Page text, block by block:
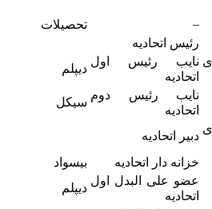
–
تحصیلات
رئیس اتحادیه
نایب رئیس اول
اتحادیه
دیپلم
نایب رئیس دوم
اتحادیه
سیکل
دبیر اتحادیه
خزانه دار اتحادیه
بیسواد
عضو علی البدل اول
اتحادیه
دیپلم